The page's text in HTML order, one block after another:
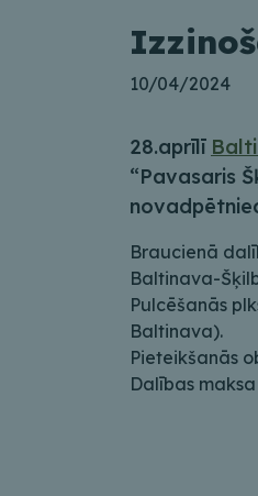
10/04/2024
28.aprīlī
“Pavasaris
Braucienā
Baltinava-
Pulcēšanās
Baltinava).
Pieteikšanās
Dalības maksa